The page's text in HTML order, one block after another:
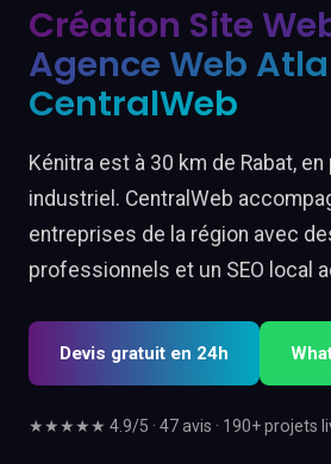
Création Site
Agence Web
CentralWeb
Kénitra est à 30 km de Rabat,
industriel. CentralWeb
entreprises de la région avec
professionnels et un SEO local
Devis gratuit en 24h
★★★★★ 4.9/5 · 47 avis · 190+ projets